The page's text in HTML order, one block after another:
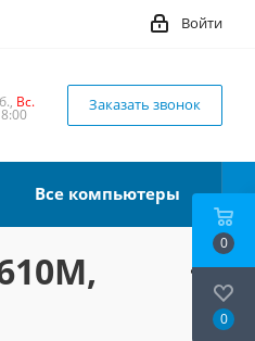
Войти
Вс. Заказать звонок
Все компьютеры
0
0